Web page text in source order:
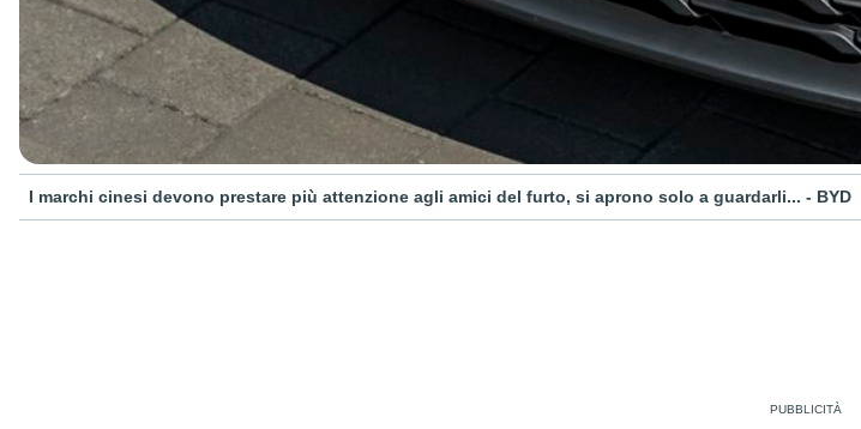
I marchi cinesi devono prestare più attenzione agli amici del furto, si aprono solo a guardarli... - BYD